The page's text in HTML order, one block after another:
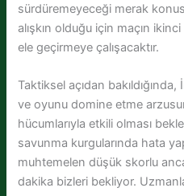
sürdüremeyeceği merak
alışkın olduğu için maçın
ele geçirmeye çalışacaktır.
Taktiksel açıdan
ve oyunu domine etme
hücumlarıyla etkili olması
savunma kurgularında hata
muhtemelen düşük skorlu
dakika bizleri bekliyor.